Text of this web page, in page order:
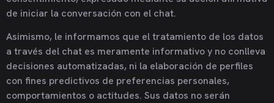
de iniciar la conversación con el chat.
Asimismo, le informamos que el tratamiento de los datos
a través del chat es meramente informativo y no conlleva
decisiones automatizadas, ni la elaboración de perfiles
con fines predictivos de preferencias personales,
comportamientos o actitudes. Sus datos no serán